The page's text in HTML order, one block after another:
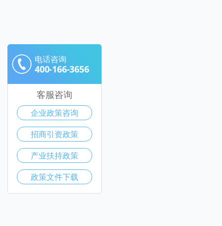
电话咨询
400-166-3656
客服咨询
企业政策咨询
招商引资政策
产业扶持政策
政策文件下载